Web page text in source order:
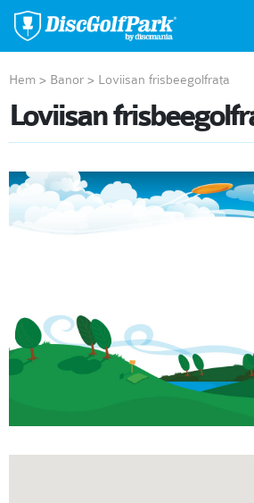
Hem > Banor > Loviisan frisbeegolfrata
Loviisan